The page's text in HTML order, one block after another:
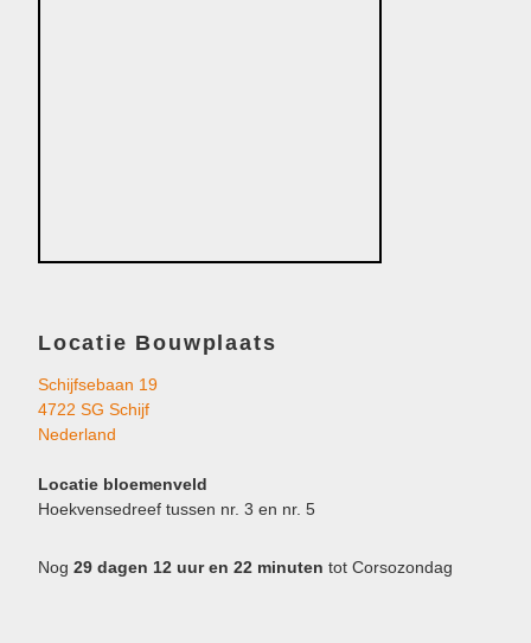
Locatie Bouwplaats
Schijfsebaan 19
4722 SG Schijf
Nederland
Locatie bloemenveld
Hoekvensedreef tussen nr. 3 en nr. 5
Nog 29 dagen 12 uur en 22 minuten tot Corsozondag